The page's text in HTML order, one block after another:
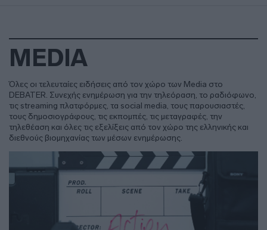
MEDIA
Όλες οι τελευταίες ειδήσεις από τον χώρο των Media στο
DEBATER. Συνεχής ενημέρωση για την τηλεόραση, το ραδιόφωνο,
τις streaming πλατφόρμες, τα social media, τους παρουσιαστές,
τους δημοσιογράφους, τις εκπομπές, τις μεταγραφές, την
τηλεθέαση και όλες τις εξελίξεις από τον χώρο της ελληνικής και
διεθνούς βιομηχανίας των μέσων ενημέρωσης.